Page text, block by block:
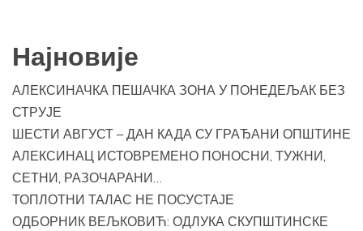
Најновије
АЛЕКСИНАЧКА ПЕШАЧКА ЗОНА У ПОНЕДЕЉАК БЕЗ
СТРУЈЕ
ШЕСТИ АВГУСТ – ДАН КАДА СУ ГРАЂАНИ ОПШТИНЕ
АЛЕКСИНАЦ ИСТОВРЕМЕНО ПОНОСНИ, ТУЖНИ,
СЕТНИ, РАЗОЧАРАНИ…
ТОПЛОТНИ ТАЛАС НЕ ПОСУСТАЈЕ
ОДБОРНИК ВЕЉКОВИЋ: ОДЛУКА СКУПШТИНСКЕ